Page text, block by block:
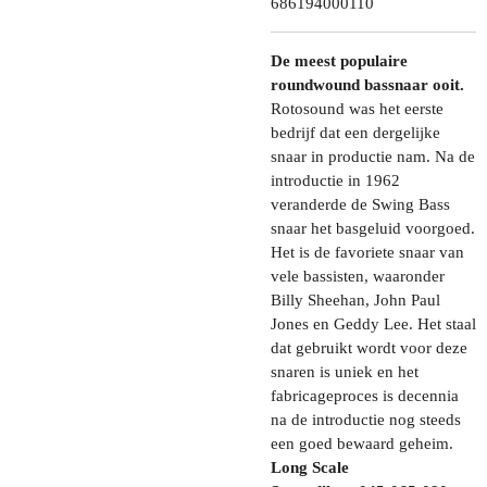
De meest populaire
roundwound bassnaar ooit.
Rotosound was het eerste
bedrijf dat een dergelijke
snaar in productie nam. Na de
introductie in 1962
veranderde de Swing Bass
snaar het basgeluid voorgoed.
Het is de favoriete snaar van
vele bassisten, waaronder
Billy Sheehan, John Paul
Jones en Geddy Lee. Het staal
dat gebruikt wordt voor deze
snaren is uniek en het
fabricageproces is decennia
na de introductie nog steeds
een goed bewaard geheim.
Long Scale